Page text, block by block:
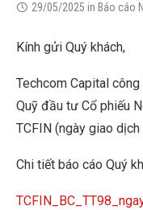
29/05/2025 in Báo cáo
Kính gửi Quý khách,
Techcom Capital
Quỹ đầu tư Cổ phiếu
TCFIN (ngày giao
Chi tiết báo cáo Quý